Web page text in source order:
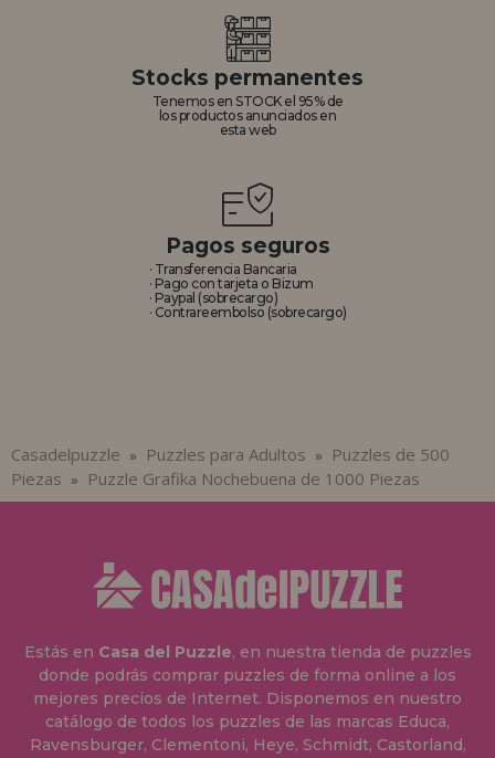
Stocks permanentes
Tenemos en STOCK el 95% de
los productos anunciados en
esta web
Pagos seguros
· Transferencia Bancaria
· Pago con tarjeta o Bizum
· Paypal (sobrecargo)
· Contrareembolso (sobrecargo)
Casadelpuzzle » Puzzles para Adultos »
Puzzles de 500
Piezas » Puzzle Grafika Nochebuena de 1000 Piezas
Estás en Casa del Puzzle, en nuestra tienda de puzzles
donde podrás comprar puzzles de forma online a los
mejores precios de Internet. Disponemos en nuestro
catálogo de todos los puzzles de las marcas Educa,
Ravensburger, Clementoni, Heye, Schmidt, Castorland,